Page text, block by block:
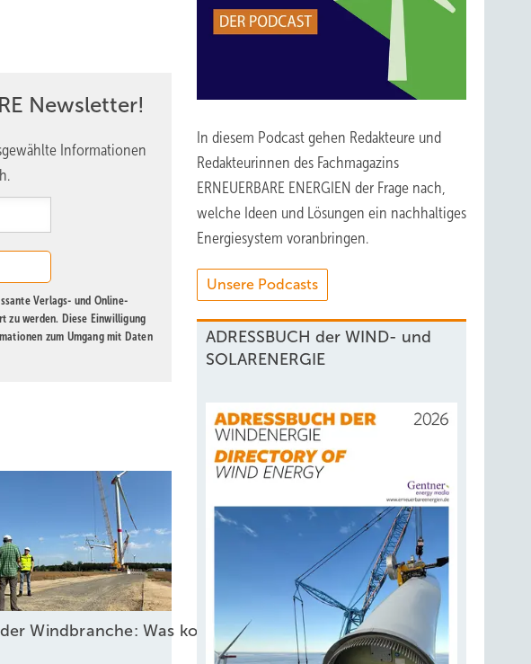
Newsletter!
Informationen
Verlags- und Online-
zu werden. Diese Einwilligung
zum Umgang mit Daten
Windbranche: Was kommt 2026?
In diesem Podcast gehen Redakteure und
Redakteurinnen des Fachmagazins
ERNEUERBARE ENERGIEN der Frage nach,
welche Ideen und Lösungen ein nachhaltiges
Energiesystem voranbringen.
Unsere Podcasts
ADRESSBUCH der WIND- und
SOLARENERGIE